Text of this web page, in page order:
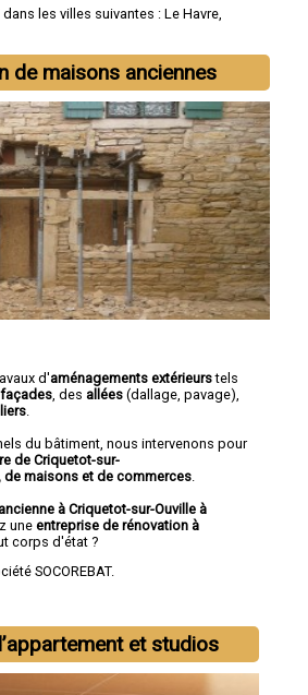
les villes suivantes : Le Havre,
de maisons anciennes
d'aménagements extérieurstels
façades , des allées (dallage, pavage),
du bâtiment, nous intervenons pour
de Criquetot-sur-
maisons et de commerces
à Criquetot-sur-Ouville à
uneentreprise de rénovation à
corps d'état ?
SOCOREBAT.
et studios